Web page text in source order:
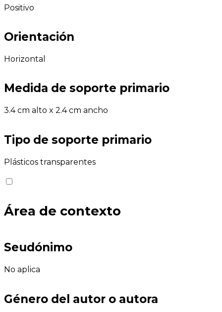
Positivo
Orientación
Horizontal
Medida de soporte primario
3.4 cm alto x 2.4 cm ancho
Tipo de soporte primario
Plásticos transparentes
Área de contexto
Seudónimo
No aplica
Género del autor o autora